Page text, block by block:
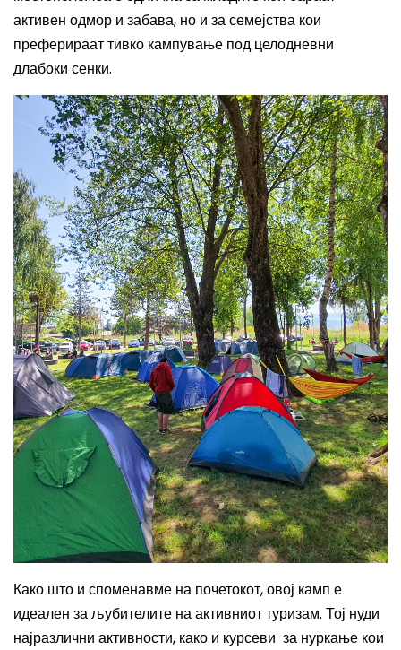
активен одмор и забава, но и за семејства кои
преферираат тивко кампување под целодневни
длабоки сенки.
Како што и споменавме на почетокот, овој камп е
идеален за љубителите на активниот туризам. Тој нуди
најразлични активности, како и курсеви за нуркање кои